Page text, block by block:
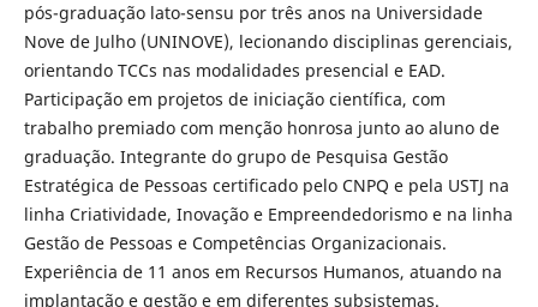
pós-graduação lato-sensu por três anos na Universidade
Nove de Julho (UNINOVE), lecionando disciplinas gerenciais,
orientando TCCs nas modalidades presencial e EAD.
Participação em projetos de iniciação científica, com
trabalho premiado com menção honrosa junto ao aluno de
graduação. Integrante do grupo de Pesquisa Gestão
Estratégica de Pessoas certificado pelo CNPQ e pela USTJ na
linha Criatividade, Inovação e Empreendedorismo e na linha
Gestão de Pessoas e Competências Organizacionais.
Experiência de 11 anos em Recursos Humanos, atuando na
implantação e gestão e em diferentes subsistemas.